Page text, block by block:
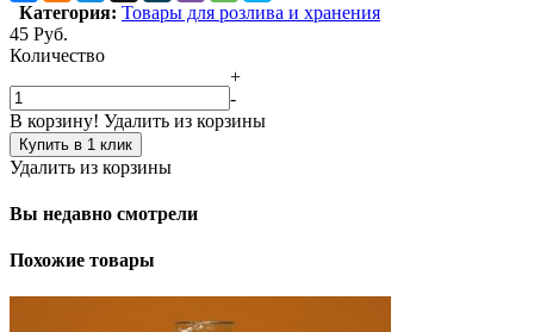
Категория: Товары для розлива и хранения
45 Руб.
Количество
+
-
В корзину! Удалить из корзины
Купить в 1 клик
Удалить из корзины
Вы недавно смотрели
Похожие товары